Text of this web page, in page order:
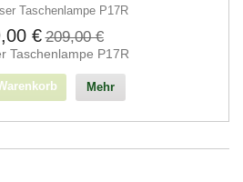
€ 209,00 €
Taschenlampe P17R
Mehr